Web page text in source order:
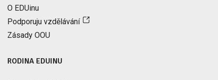
O EDUinu
Podporuju vzdělávání
Zásady OOU
RODINA EDUINU